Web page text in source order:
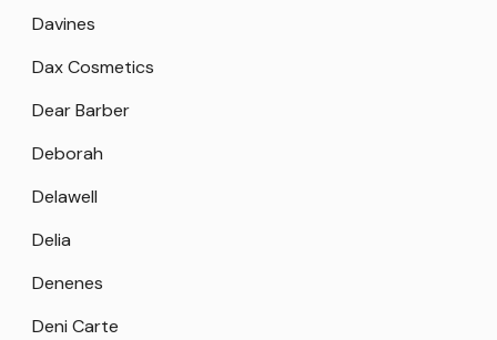
Davines
Dax Cosmetics
Dear Barber
Deborah
Delawell
Delia
Denenes
Deni Carte